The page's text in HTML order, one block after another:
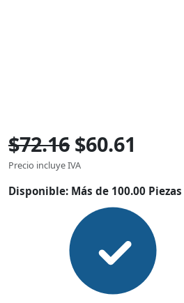
$72.16 $60.61
Precio incluye IVA
Disponible: Más de 100.00 Piezas